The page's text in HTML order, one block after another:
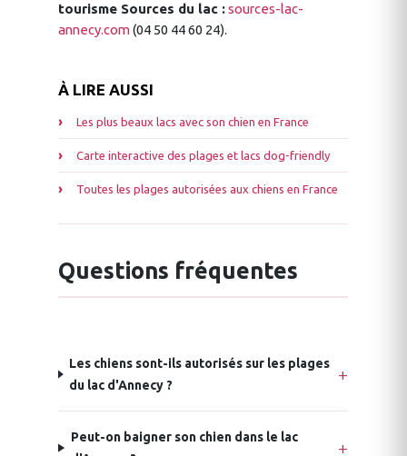
tourisme Sources du lac :sources-lac-
annecy.com(04 50 44 60 24).
À LIRE AUSSI
Les plus beaux lacs avec son chien en France
Carte interactive des plages et lacs dog-friendly
Toutes les plages autorisées aux chiens en France
Questions fréquentes
Les chiens sont-ils autorisés sur les plages
du lac d'Annecy ?
Peut-on baigner son chien dans le lac